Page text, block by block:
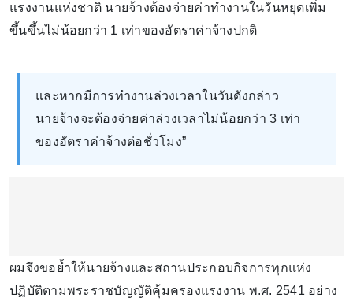
แรงงานแห่งชาติ นายจ้างต้องจ่ายค่าทำงานในวันหยุดเพิ่ม
ขึ้นขึ้นไม่น้อยกว่า 1 เท่าของอัตราค่าจ้างปกติ
และหากมีการทำงานล่วงเวลาในวันดังกล่าว
นายจ้างจะต้องจ่ายค่าล่วงเวลาไม่น้อยกว่า 3 เท่า
ของอัตราค่าจ้างต่อชั่วโมง”
ผมจึงขอย้ำให้นายจ้างและสถานประกอบกิจการทุกแห่ง
ปฏิบัติตามพระราชบัญญัติคุ้มครองแรงงาน พ.ศ. 2541 อย่าง